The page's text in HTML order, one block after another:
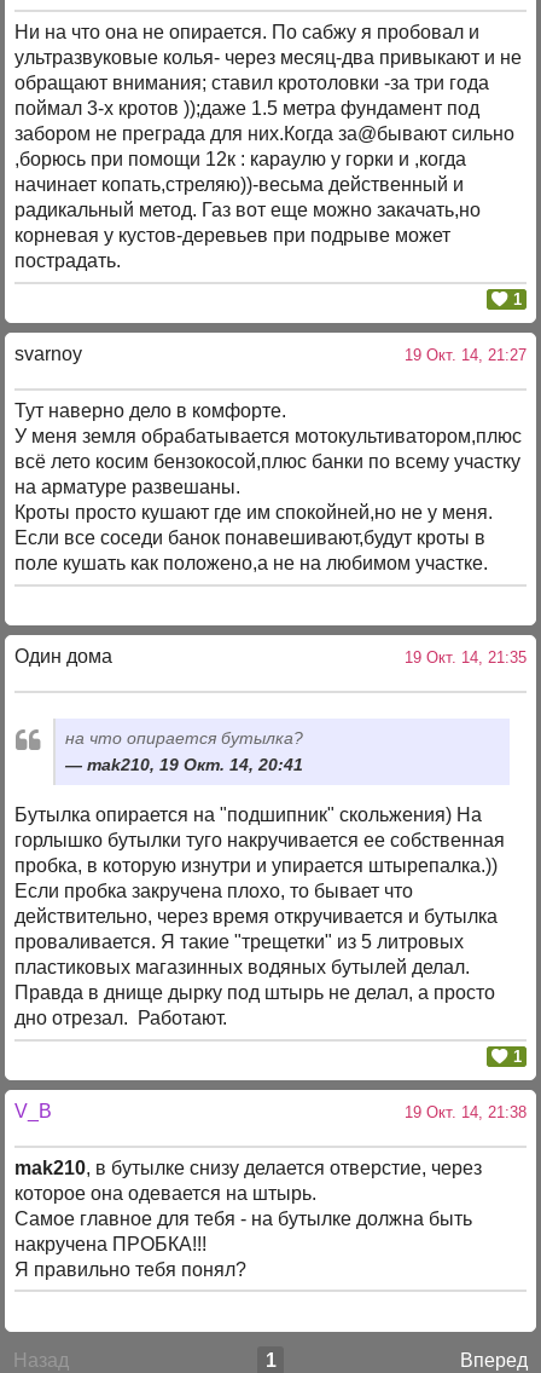
Ни на что она не опирается. По сабжу я пробовал и
ультразвуковые колья- через месяц-два привыкают и не
обращают внимания; ставил кротоловки -за три года
поймал 3-х кротов ));даже 1.5 метра фундамент под
забором не преграда для них.Когда за@бывают сильно
,борюсь при помощи 12к : караулю у горки и ,когда
начинает копать,стреляю))-весьма действенный и
радикальный метод. Газ вот еще можно закачать,но
корневая у кустов-деревьев при подрыве может
пострадать.
1
svarnoy 19 Окт. 14, 21:27
Тут наверно дело в комфорте.
У меня земля обрабатывается мотокультиватором,плюс
всё лето косим бензокосой,плюс банки по всему участку
на арматуре развешаны.
Кроты просто кушают где им спокойней,но не у меня.
Если все соседи банок понавешивают,будут кроты в
поле кушать как положено,а не на любимом участке.
Один дома 19 Окт. 14, 21:35
на что опирается бутылка?
mak210, 19 Окт. 14, 20:41
Бутылка опирается на "подшипник" скольжения) На
горлышко бутылки туго накручивается ее собственная
пробка, в которую изнутри и упирается штырепалка.))
Если пробка закручена плохо, то бывает что
действительно, через время откручивается и бутылка
проваливается. Я такие "трещетки" из 5 литровых
пластиковых магазинных водяных бутылей делал.
Правда в днище дырку под штырь не делал, а просто
дно отрезал. Работают.
1
V_B 19 Окт. 14, 21:38
mak210, в бутылке снизу делается отверстие, через
которое она одевается на штырь.
Самое главное для тебя - на бутылке должна быть
накручена ПРОБКА!!!
Я правильно тебя понял?
Назад Вперед
1